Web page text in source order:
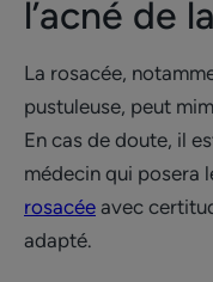
l’acné de
La rosacée,
pustuleuse, peut
En cas de doute, il
médecin qui posera
rosacée avec
adapté.